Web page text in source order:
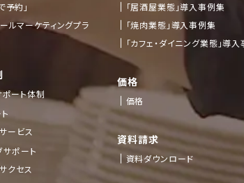
予約」
ルマーケティングプラ
ポート体制
ービス
サポート
クセス
「居酒屋業態」導入事例集
「焼肉業態」導入事例集
「カフェ・ダイニング業態」導
価格
価格
資料請求
資料ダウンロード